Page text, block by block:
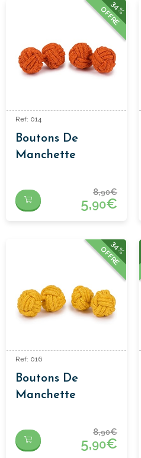
34%
OFFRE
Ref: 014
Boutons De
Manchette
Orange
8,90€
5,90€
34%
OFFRE
Ref: 016
Boutons De
Manchette
Jaune
8,90€
5,90€